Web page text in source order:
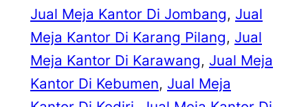
Jual Meja Kantor Di Jombang, Jual
Meja Kantor Di Karang Pilang, Jual
Meja Kantor Di Karawang, Jual Meja
Kantor Di Kebumen, Jual Meja